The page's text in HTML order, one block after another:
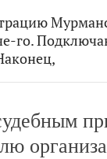
го.